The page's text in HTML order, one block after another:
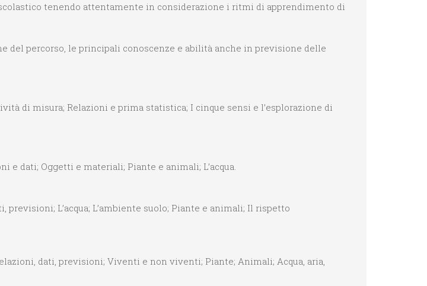
tenendo attentamente in considerazione i ritmi di apprendimento di
del percorso, le principali conoscenze e abilità anche in previsione delle
di misura; Relazioni e prima statistica; I cinque sensi e l’esplorazione di
dati; Oggetti e materiali; Piante e animali; L’acqua.
L’acqua; L’ambiente suolo; Piante e animali; Il rispetto
dati, previsioni; Viventi e non viventi; Piante; Animali; Acqua, aria,